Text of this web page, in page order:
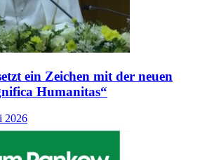
ein Zeichen mit der neuen
Humanitas“
2026